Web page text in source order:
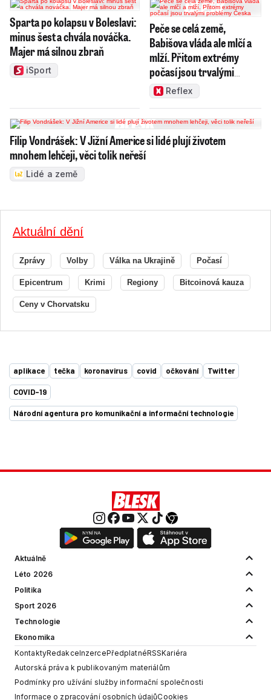
Sparta po kolapsu v Boleslavi:
minus šest a chvála nováčka.
Majer má silnou zbraň
iSport
Peče se celá země,
Babišova vláda ale mlčí a
mlží. Přitom extrémy
počasí jsou trvalými
problémy Česka
Reflex
Filip Vondrášek: V Jižní Americe si lidé plují životem
mnohem lehčeji, věci tolik neřeší
Lidé a země
Aktuální dění
Zprávy Volby Válka na Ukrajině Počasí
Epicentrum Krimi Regiony Bitcoinová kauza
Ceny v Chorvatsku
aplikace tečka koronavirus covid očkování Twitter
COVID-19
Národní agentura pro komunikační a informační technologie
Aktuálně
Léto 2026
Politika
Sport 2026
Technologie
Ekonomika
KontaktyRedakceInzercePředplatnéRSSKariéra
Autorská práva k publikovaným materiálům
Podmínky pro užívání služby informační společnosti
Informace o zpracování osobních údajůCookies